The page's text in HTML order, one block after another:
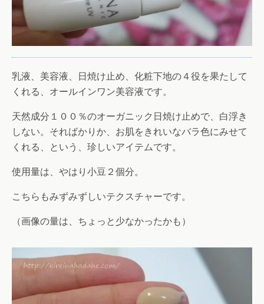
乳液、美容液、日焼け止め、化粧下地の４役を果たして
くれる、オールインワン美容液です。
天然成分１００％のオーガニック日焼け止めで、白浮き
しない。そればかりか、お肌をきれいなバラ色にみせて
くれる、という、珍しいアイテムです。
使用量は、やはり小豆２個分。
こちらもみずみずしいテクスチャーです。
（画像の量は、ちょっと少なかったかも）